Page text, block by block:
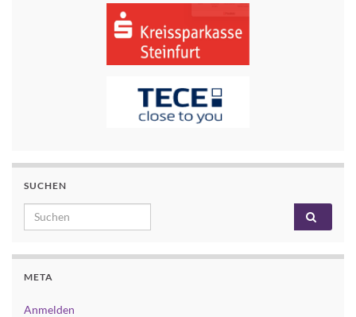
SUCHEN
Search for:
META
Anmelden